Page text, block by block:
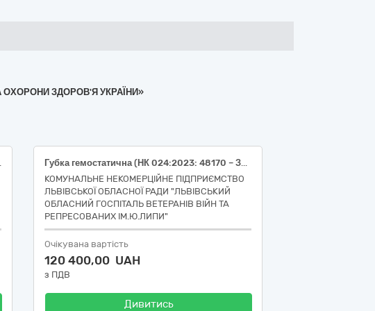
ОХОРОНИ ЗДОРОВ'Я УКРАЇНИ»
/ НК 031:2024: L0202 – ХІРУРГІЧНІ ГОЛКИ, БАГАТОРАЗОВІ)
Губка гемостатична (НК 024:2023: 48170 – Засіб гемостатичний хірургічний на основі желатину / НК 031:2024: МО40599 гемостатичні пов’язки-інше); Бинти гіпсові (НК 024:2023: 33056 - Матеріал для накладення гіпсової пов'язки/ НК 031:2024: M050299 - ГІПСОВІ ПОВ’ЯЗКИ ДЛЯ ВЕЛИКОЇ ПЛОЩІ – ІНШЕ)
КОМУНАЛЬНЕ НЕКОМЕРЦІЙНЕ ПІДПРИЄМСТВО
ЛЬВІВСЬКОЇ ОБЛАСНОЇ РАДИ "ЛЬВІВСЬКИЙ
ОБЛАСНИЙ ГОСПІТАЛЬ ВЕТЕРАНІВ ВІЙН ТА
РЕПРЕСОВАНИХ ІМ.Ю.ЛИПИ"
Очікувана вартість
120 400,00 UAH
з ПДВ
Дивитись